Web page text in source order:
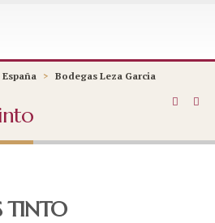
> Bodegas Leza Garcia
TINTO